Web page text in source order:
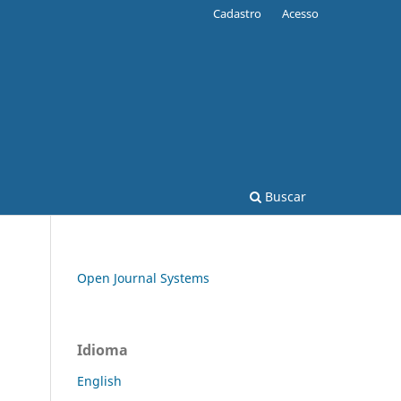
Buscar
Cadastro Acesso
Open Journal Systems
Idioma
English